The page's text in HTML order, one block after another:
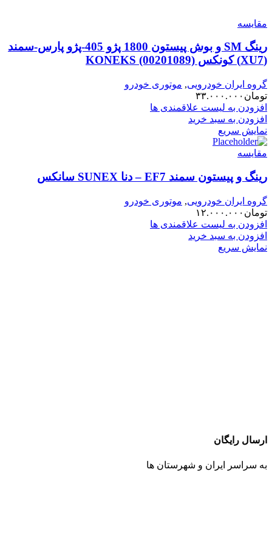
مقایسه
رینگ SM و بوش پیستون 1800 پژو 405-پژو پارس-سمند
(XU7) کونکس KONEKS (00201089)
گروه ایران خودرویی, موتوری خودرو
تومان ۳۳.۰۰۰.۰۰۰
افزودن به لیست علاقمندی ها
افزودن به سبد خرید
نمایش سریع
مقایسه
رینگ و پیستون سمند EF7 – دنا SUNEX سانکس
گروه ایران خودرویی, موتوری خودرو
تومان ۱۲.۰۰۰.۰۰۰
افزودن به لیست علاقمندی ها
افزودن به سبد خرید
نمایش سریع
ارسال رایگان
به سراسر ایران و شهرستان ها